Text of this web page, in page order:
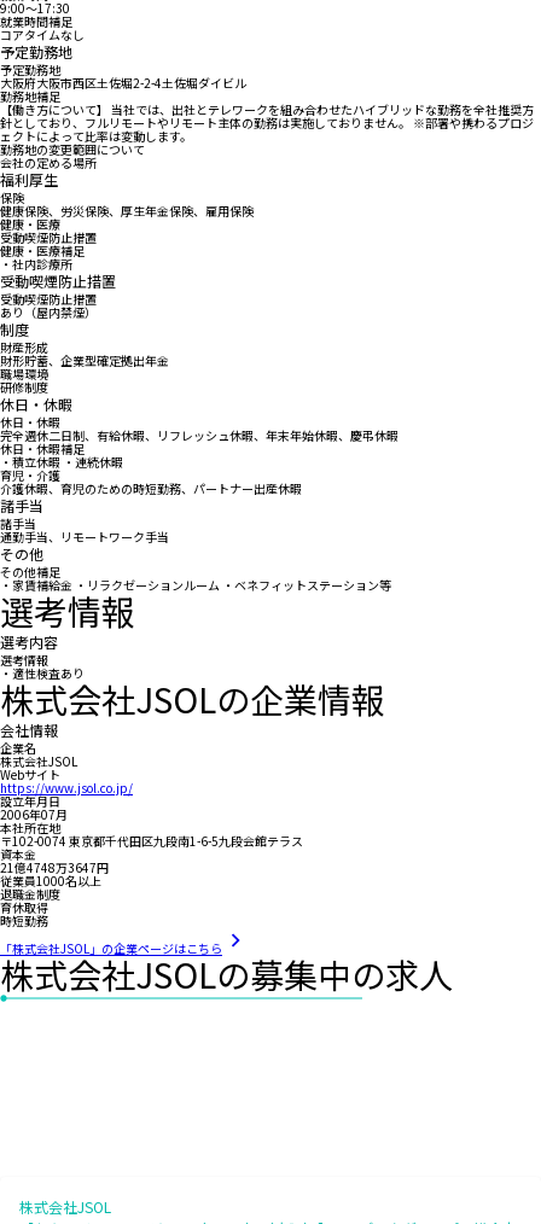
9:00〜17:30
就業時間補足
コアタイムなし
予定勤務地
予定勤務地
大阪府大阪市西区土佐堀2-2-4土佐堀ダイビル
勤務地補足
【働き方について】 当社では、出社とテレワークを組み合わせたハイブリッドな勤務を全社推奨方
針としており、フルリモートやリモート主体の勤務は実施しておりません。 ※部署や携わるプロジ
ェクトによって比率は変動します。
勤務地の変更範囲について
会社の定める場所
福利厚生
保険
健康保険、労災保険、厚生年金保険、雇用保険
健康・医療
受動喫煙防止措置
健康・医療補足
・社内診療所
受動喫煙防止措置
受動喫煙防止措置
あり（屋内禁煙）
制度
財産形成
財形貯蓄、企業型確定拠出年金
職場環境
研修制度
休日・休暇
休日・休暇
完全週休二日制、有給休暇、リフレッシュ休暇、年末年始休暇、慶弔休暇
休日・休暇補足
・積立休暇 ・連続休暇
育児・介護
介護休暇、育児のための時短勤務、パートナー出産休暇
諸手当
諸手当
通勤手当、リモートワーク手当
その他
その他補足
・家賃補給金 ・リラクゼーションルーム ・ベネフィットステーション等
選考情報
選考内容
選考情報
・適性検査あり
株式会社JSOLの企業情報
会社情報
企業名
株式会社JSOL
Webサイト
https://www.jsol.co.jp/
設立年月日
2006年07月
本社所在地
〒102-0074 東京都千代田区九段南1-6-5九段会館テラス
資本金
21億4748万3647円
従業員1000名以上
退職金制度
育休取得
時短勤務
「株式会社JSOL」の企業ページはこちら
株式会社JSOLの募集中の求人
株式会社JSOL